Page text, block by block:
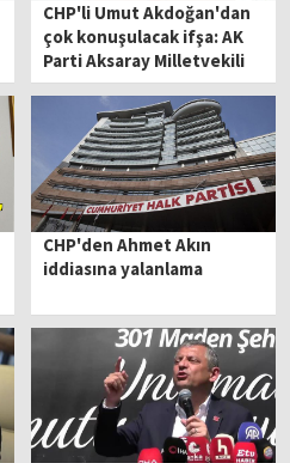
CHP'li Umut Akdoğan'dan
çok konuşulacak ifşa: AK
Parti Aksaray Milletvekili
Hüseyin Altınsoy eşine
'fakirlik belgesi' aldırmış
CHP'den Ahmet Akın
iddiasına yalanlama